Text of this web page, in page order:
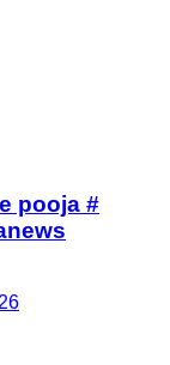
pooja #